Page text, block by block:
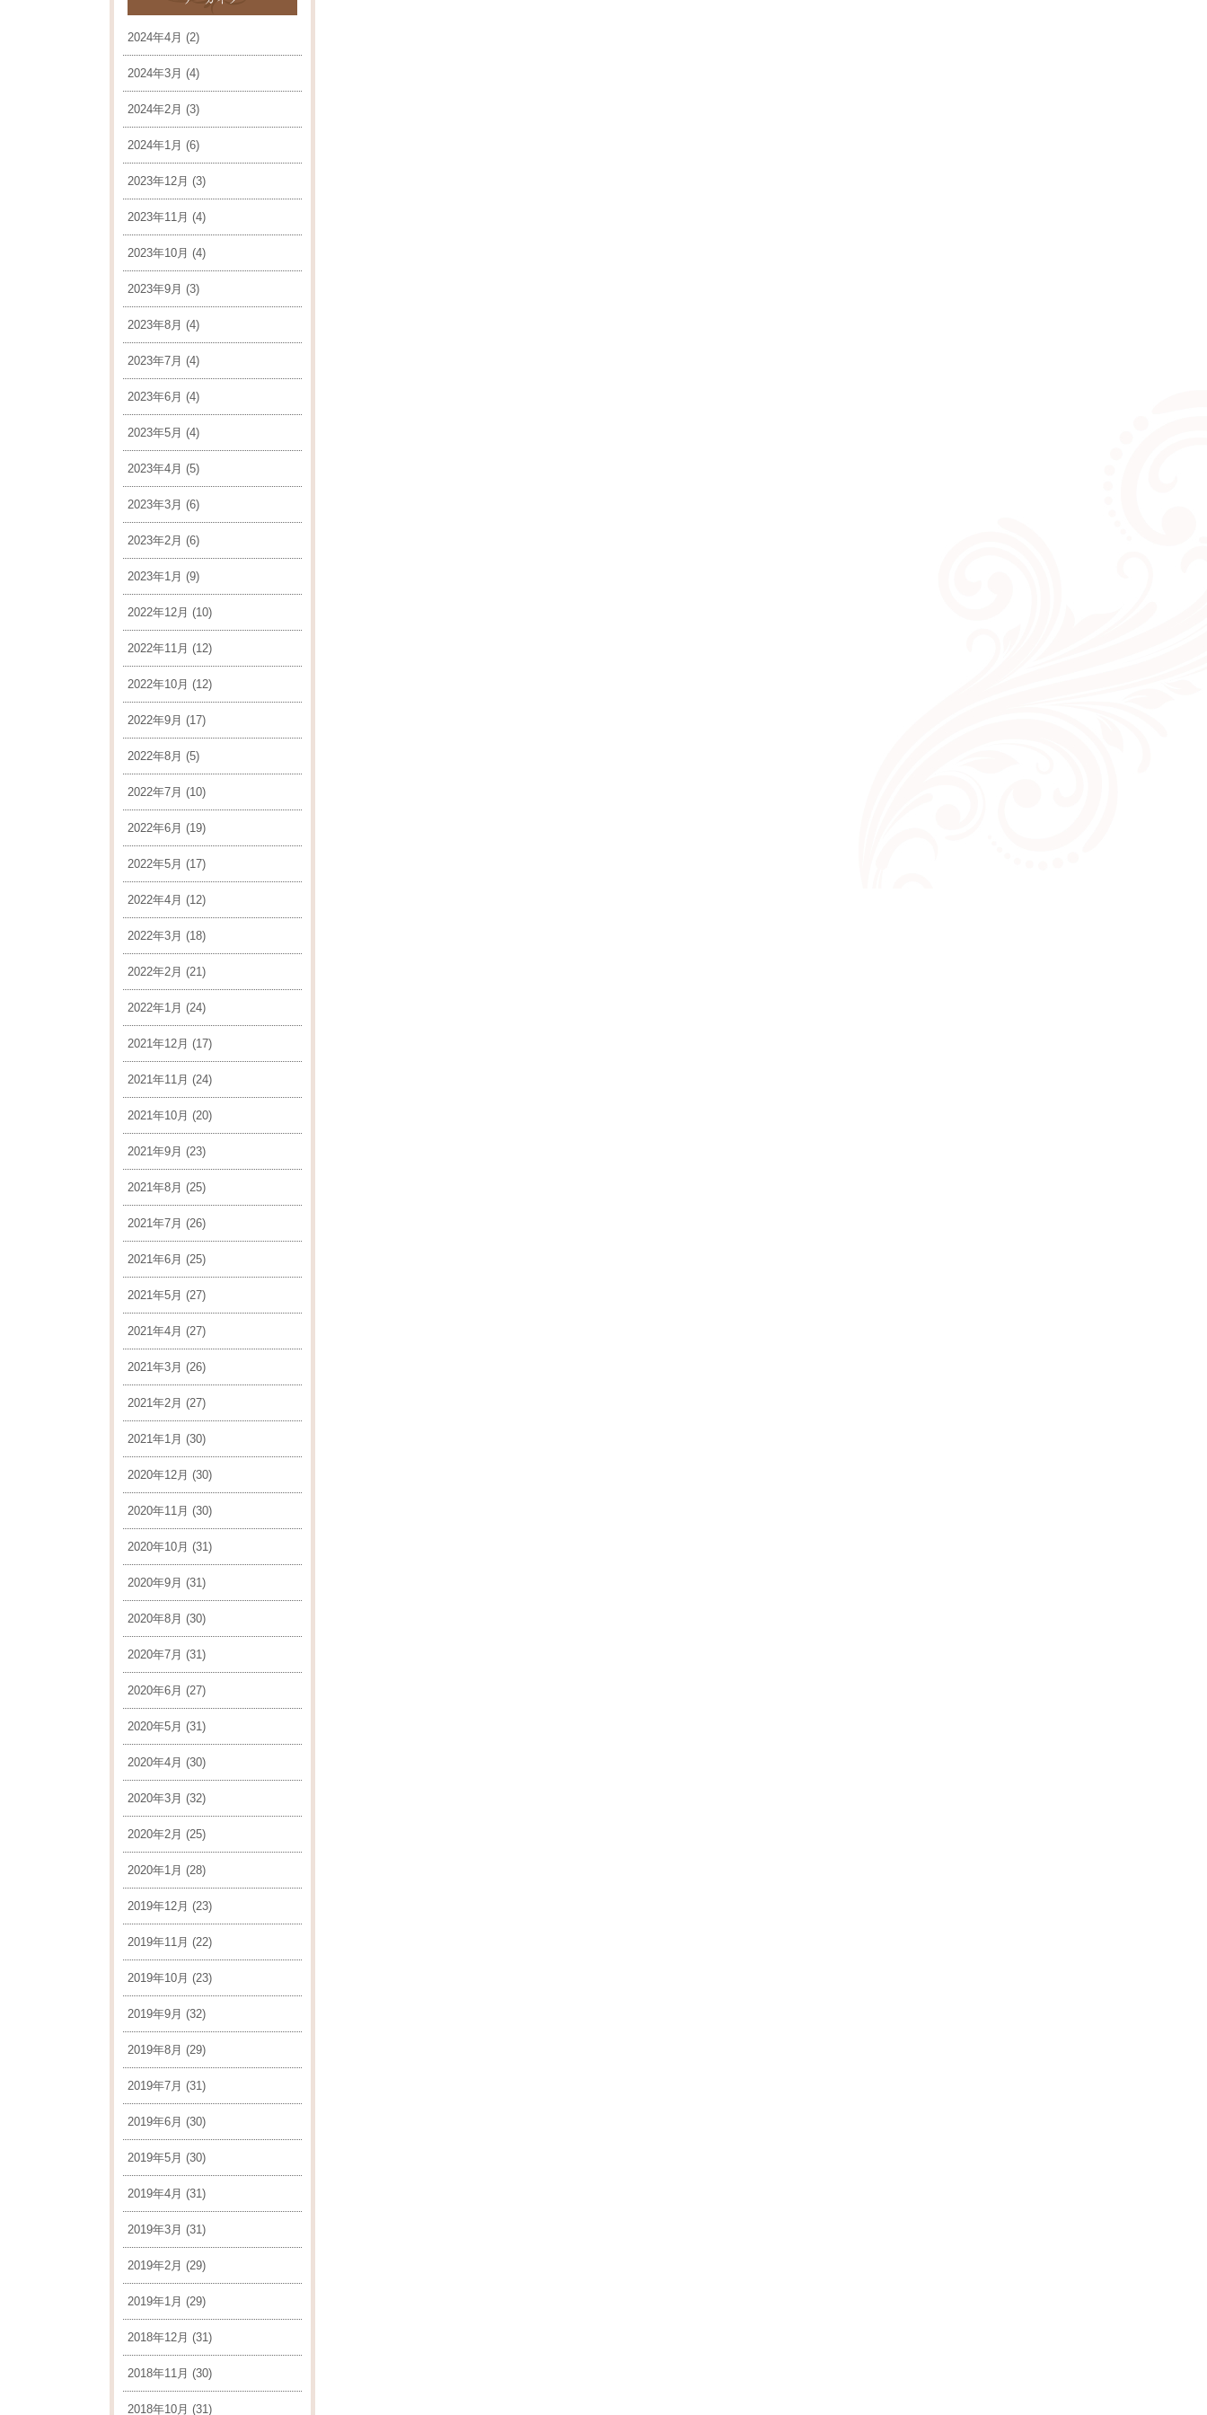
2024年4月 (2)
2024年3月 (4)
2024年2月 (3)
2024年1月 (6)
2023年12月 (3)
2023年11月 (4)
2023年10月 (4)
2023年9月 (3)
2023年8月 (4)
2023年7月 (4)
2023年6月 (4)
2023年5月 (4)
2023年4月 (5)
2023年3月 (6)
2023年2月 (6)
2023年1月 (9)
2022年12月 (10)
2022年11月 (12)
2022年10月 (12)
2022年9月 (17)
2022年8月 (5)
2022年7月 (10)
2022年6月 (19)
2022年5月 (17)
2022年4月 (12)
2022年3月 (18)
2022年2月 (21)
2022年1月 (24)
2021年12月 (17)
2021年11月 (24)
2021年10月 (20)
2021年9月 (23)
2021年8月 (25)
2021年7月 (26)
2021年6月 (25)
2021年5月 (27)
2021年4月 (27)
2021年3月 (26)
2021年2月 (27)
2021年1月 (30)
2020年12月 (30)
2020年11月 (30)
2020年10月 (31)
2020年9月 (31)
2020年8月 (30)
2020年7月 (31)
2020年6月 (27)
2020年5月 (31)
2020年4月 (30)
2020年3月 (32)
2020年2月 (25)
2020年1月 (28)
2019年12月 (23)
2019年11月 (22)
2019年10月 (23)
2019年9月 (32)
2019年8月 (29)
2019年7月 (31)
2019年6月 (30)
2019年5月 (30)
2019年4月 (31)
2019年3月 (31)
2019年2月 (29)
2019年1月 (29)
2018年12月 (31)
2018年11月 (30)
2018年10月 (31)